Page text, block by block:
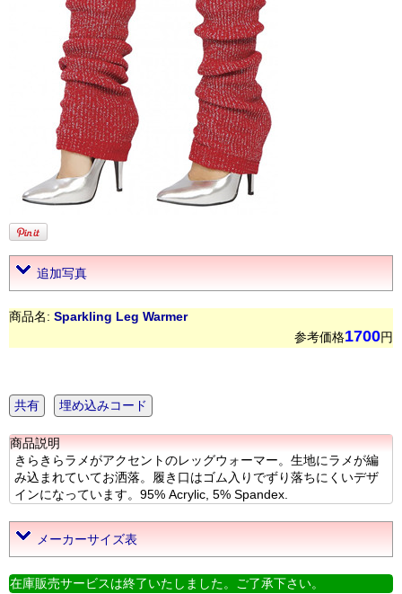
追加写真
商品名: Sparkling Leg Warmer
参考価格1700円
共有 埋め込みコード
商品説明
きらきらラメがアクセントのレッグウォーマー。生地にラメが編
み込まれていてお洒落。履き口はゴム入りでずり落ちにくいデザ
インになっています。95% Acrylic, 5% Spandex.
メーカーサイズ表
在庫販売サービスは終了いたしました。ご了承下さい。